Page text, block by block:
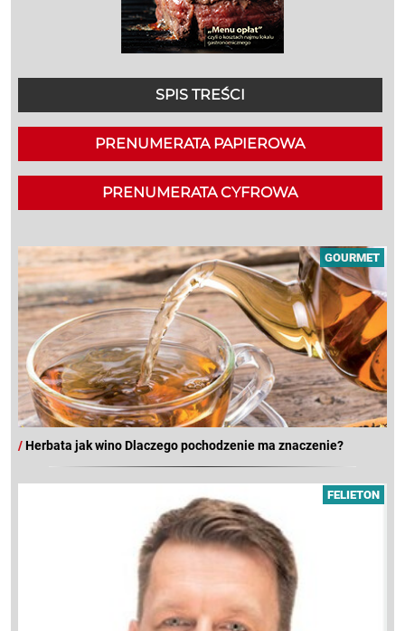
SPIS TREŚCI
PRENUMERATA PAPIEROWA
PRENUMERATA CYFROWA
GOURMET
/Herbata jak wino Dlaczego pochodzenie ma znaczenie?
FELIETON